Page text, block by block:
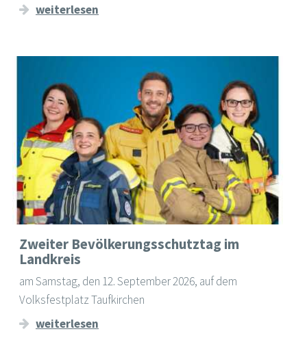
weiterlesen
Zweiter Bevölkerungsschutztag im
Landkreis
am Samstag, den 12. September 2026, auf dem
Volksfestplatz Taufkirchen
weiterlesen